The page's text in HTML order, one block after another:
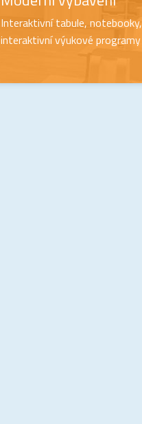
Interaktivní tabule, notebooky,
interaktivní výukové programy